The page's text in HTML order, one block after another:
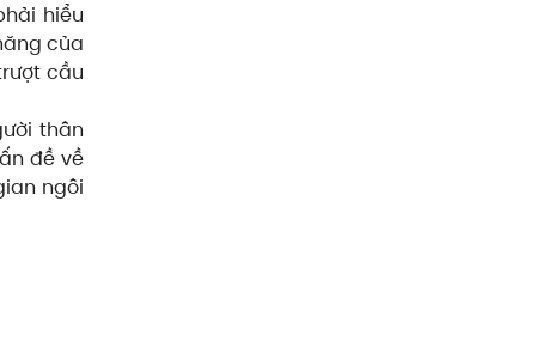
hiểu
của
cầu
thân
đề về
ngôi